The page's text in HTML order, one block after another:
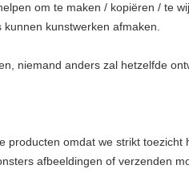
om te maken / kopiëren / te
kunstwerken afmaken.
niemand anders zal hetzelfde
producten omdat we strikt toezicht
afbeeldingen of verzenden